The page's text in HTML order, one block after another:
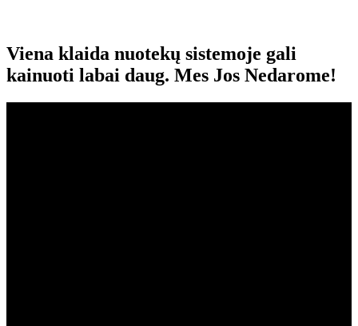
Viena klaida nuotekų sistemoje gali
kainuoti labai daug. Mes Jos Nedarome!